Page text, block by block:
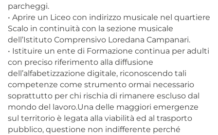
parcheggi.
• Aprire un Liceo con indirizzo musicale nel quartiere
Scalo in continuità con la sezione musicale
dell’Istituto Comprensivo Loredana Campanari.
• Istituire un ente di Formazione continua per adulti
con preciso riferimento alla diffusione
dell’alfabetizzazione digitale, riconoscendo tali
competenze come strumento ormai necessario
soprattutto per chi rischia di rimanere escluso dal
mondo del lavoro.Una delle maggiori emergenze
sul territorio è legata alla viabilità ed al trasporto
pubblico, questione non indifferente perché